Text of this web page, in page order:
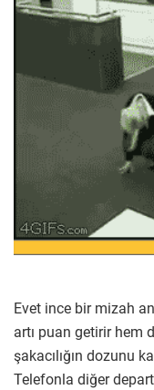
Evet ince bir mizah
artı puan getirir hem
şakacılığın dozunu
Telefonla diğer